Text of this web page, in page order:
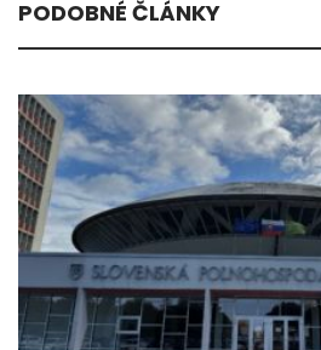
PODOBNÉ ČLÁNKY